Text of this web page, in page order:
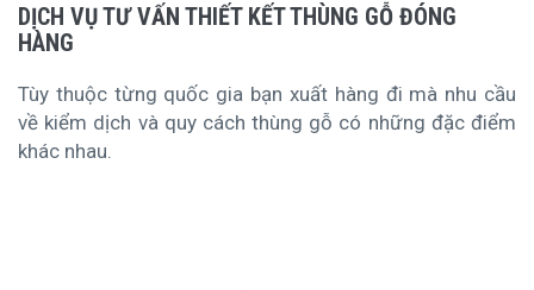
DỊCH VỤ TƯ VẤN THIẾT KẾT THÙNG GỖ ĐÓNG
HÀNG
Tùy thuộc từng quốc gia bạn xuất hàng đi mà nhu cầu
về kiểm dịch và quy cách thùng gỗ có những đặc điểm
khác nhau.